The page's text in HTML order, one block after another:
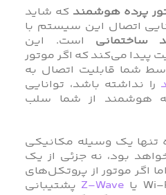
پرده هوشمند که شاید
اتصال این سیستم با
ساختمانی است. این
پیدا می‌کند که اگر موتور
شما قابلیت اتصال به
را نداشته باشد، توانایی
هوشمند از شما سلب
تنها یک وسیله مکانیکی
بود، نه جزئی از یک
اگر موتور از پروتکل‌های
یا Z-Wave پشتیبانی